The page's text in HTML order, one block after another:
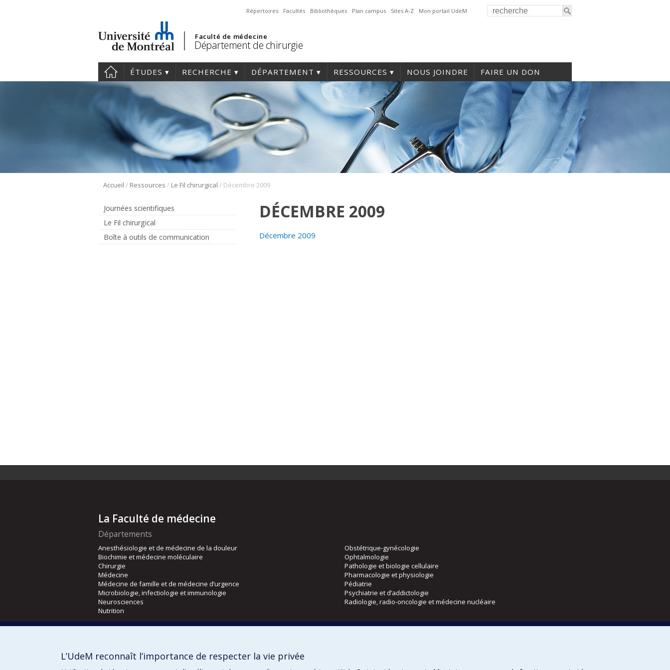
Répertoires Facultés Bibliothèques Plan campus Sites A-Z Mon portail UdeM
Faculté de médecine
Département de chirurgie
ÉTUDES RECHERCHE DÉPARTEMENT RESSOURCES NOUS JOINDRE FAIRE UN DON
Accueil / Ressources / Le Fil chirurgical / Décembre 2009
Journées scientifiques
Le Fil chirurgical
Boîte à outils de communication
DÉCEMBRE 2009
Décembre 2009
La Faculté de médecine
Départements
Anesthésiologie et de médecine de la douleur
Biochimie et médecine moléculaire
Chirurgie
Médecine
Médecine de famille et de médecine d’urgence
Microbiologie, infectiologie et immunologie
Neurosciences
Nutrition
Obstétrique-gynécologie
Ophtalmologie
Pathologie et biologie cellulaire
Pharmacologie et physiologie
Pédiatrie
Psychiatrie et d’addictologie
Radiologie, radio-oncologie et médecine nucléaire
Orthophonie et audiologie
L’UdeM reconnaît l’importance de respecter la vie privée